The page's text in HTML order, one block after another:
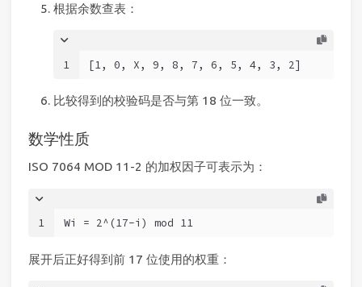
根据余数查表：
1 [1, 0, X, 9, 8, 7, 6, 5, 4, 3, 2]
比较得到的校验码是否与第 18 位一致。
数学性质
ISO 7064 MOD 11-2 的加权因子可表示为：
1 Wi = 2^(17-i) mod 11
展开后正好得到前 17 位使用的权重：